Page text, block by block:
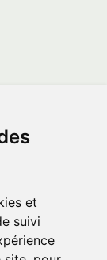
et
suivi